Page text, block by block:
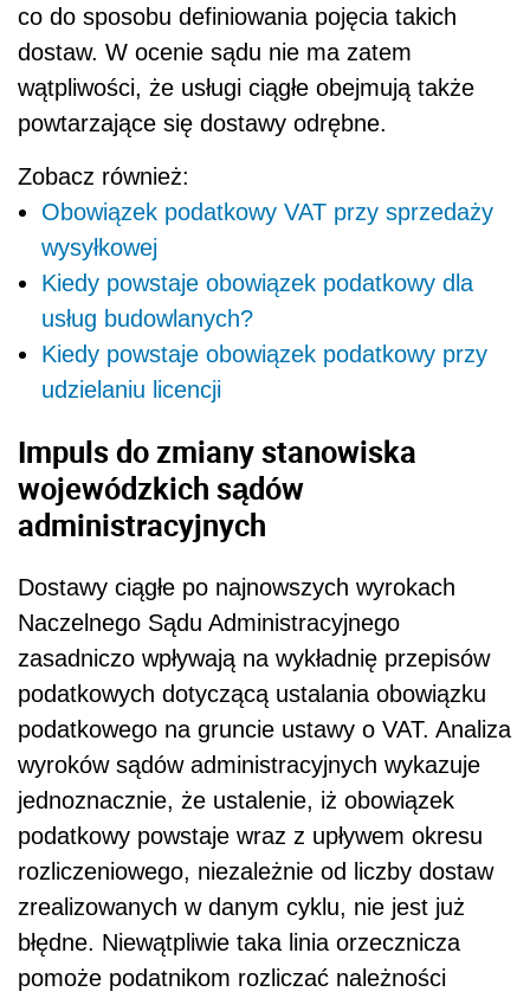
co do sposobu definiowania pojęcia takich
dostaw. W ocenie sądu nie ma zatem
wątpliwości, że usługi ciągłe obejmują także
powtarzające się dostawy odrębne.
Zobacz również:
Obowiązek podatkowy VAT przy sprzedaży
wysyłkowej
Kiedy powstaje obowiązek podatkowy dla
usług budowlanych?
Kiedy powstaje obowiązek podatkowy przy
udzielaniu licencji
Impuls do zmiany stanowiska
wojewódzkich sądów
administracyjnych
Dostawy ciągłe po najnowszych wyrokach
Naczelnego Sądu Administracyjnego
zasadniczo wpływają na wykładnię przepisów
podatkowych dotyczącą ustalania obowiązku
podatkowego na gruncie ustawy o VAT. Analiza
wyroków sądów administracyjnych wykazuje
jednoznacznie, że ustalenie, iż obowiązek
podatkowy powstaje wraz z upływem okresu
rozliczeniowego, niezależnie od liczby dostaw
zrealizowanych w danym cyklu, nie jest już
błędne. Niewątpliwie taka linia orzecznicza
pomoże podatnikom rozliczać należności